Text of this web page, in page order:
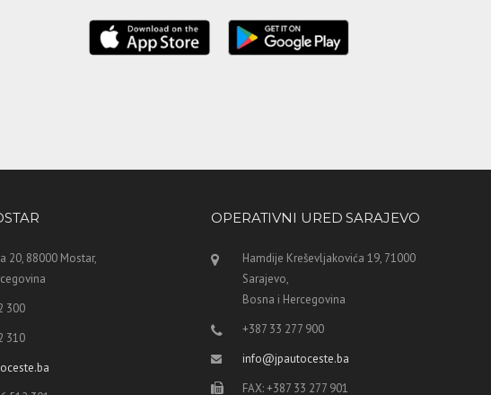
20, 88000 Mostar,
300
310
OPERATIVNI URED SARAJEVO
Hamdije Kreševljakovića 19, 71000
Sarajevo,
Bosna i Hercegovina
+387 33 277 900
info@jpautoceste.ba
FAX: +387 33 277 901